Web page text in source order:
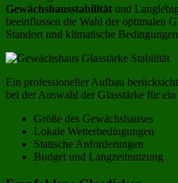
Gewächshausstabilität und
beeinflussen die Wahl der optimalen
Standort und klimatische
Ein professioneller Aufbau
bei der Auswahl der Glasstärke für ein
Größe des Gewächshauses
Lokale Wetterbedingungen
Statische Anforderungen
Budget und Langzeitnutzung